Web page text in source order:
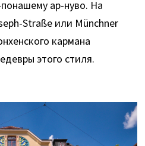
ар-нуво. На
Straße или Münchner
кармана
этого стиля.